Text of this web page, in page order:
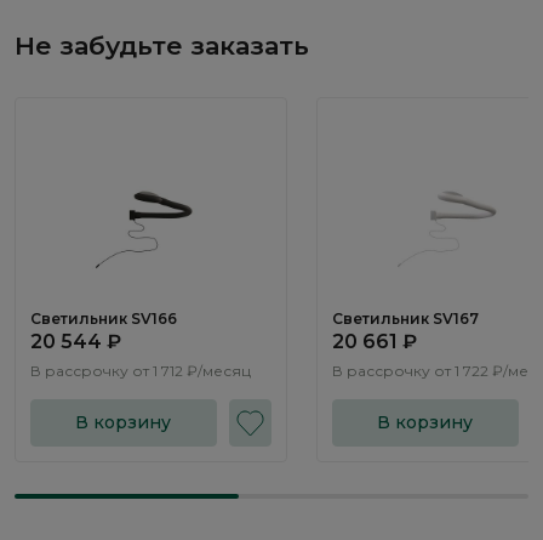
Не забудьте заказать
Светильник SV166
20 544 ₽
В рассрочку от 1 712 ₽/месяц
В корзину
Светильник SV167
20 661 ₽
В рассрочку от 1 722 ₽/
В корзину